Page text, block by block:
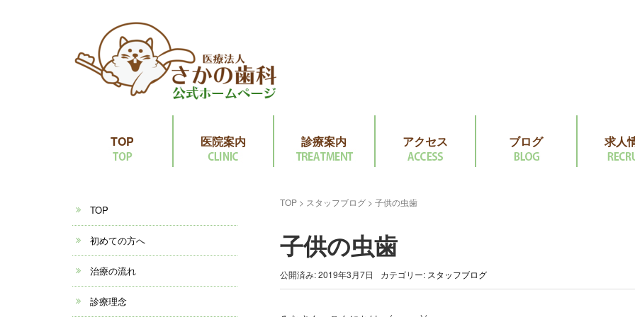
TOP 医院案内 診療案内 アクセス ブログ 求人
TOP> スタッフブログ> 子供の虫歯
子供の虫歯
公開済み: 2019年3月7日 カテゴリー: スタッフブログ
TOP
初めての方へ
治療の流れ
診療理念